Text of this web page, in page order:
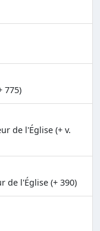
775)
de l'Église (+ v.
de l'Église (+ 390)